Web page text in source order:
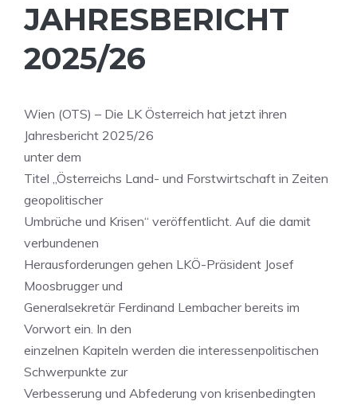
JAHRESBERICHT
2025/26
Wien (OTS) – Die LK Österreich hat jetzt ihren
Jahresbericht 2025/26
unter dem
Titel „Österreichs Land- und Forstwirtschaft in Zeiten
geopolitischer
Umbrüche und Krisen“ veröffentlicht. Auf die damit
verbundenen
Herausforderungen gehen LKÖ-Präsident Josef
Moosbrugger und
Generalsekretär Ferdinand Lembacher bereits im
Vorwort ein. In den
einzelnen Kapiteln werden die interessenpolitischen
Schwerpunkte zur
Verbesserung und Abfederung von krisenbedingten